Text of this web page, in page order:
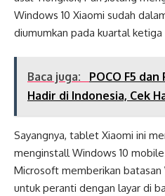
Windows 10 Xiaomi sudah
diumumkan pada kuartal ketiga
Baca juga:
POCO F5 dan
Hadir di Indonesia, Cek
Sayangnya, tablet Xiaomi ini
menginstall Windows 10
Microsoft memberikan batasan
untuk peranti dengan layar di